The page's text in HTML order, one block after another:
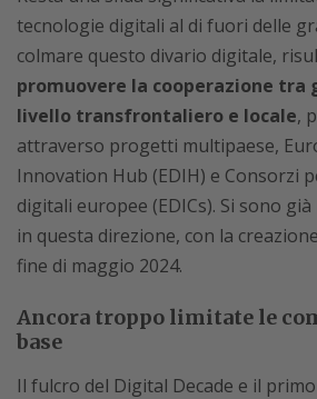
tecnologie digitali al di fuori delle
colmare questo divario digitale,
promuovere la cooperazione
livello transfrontaliero e locale,
attraverso progetti multipaese,
Innovation Hub (EDIH) e Consorzi
digitali europee (EDICs). Si sono
in questa direzione, con la
fine di maggio 2024.
Ancora troppo limitate le
base
Il fulcro del Digital Decade e il